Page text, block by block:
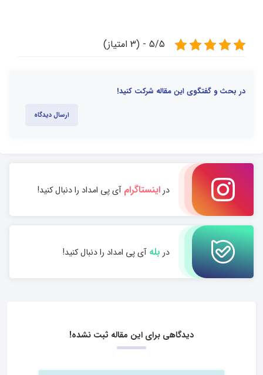
5/5 - (3 امتیاز)
در بحث و گفتگوی این مقاله شرکت کنید!
ارسال دیدگاه
دراینستاگرامآی پی امداد را دنبال کنید!
در بلهآی پی امداد را دنبال کنید!
دیدگاهی برای این مقاله ثبت نشده!